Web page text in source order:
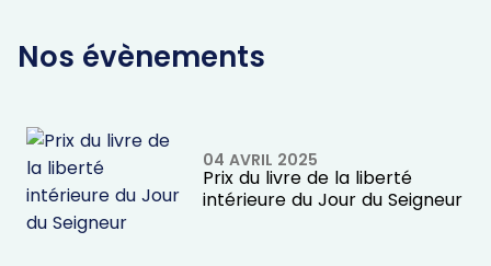
Nos évènements
04 AVRIL 2025
Prix du livre de la liberté
intérieure du Jour du Seigneur